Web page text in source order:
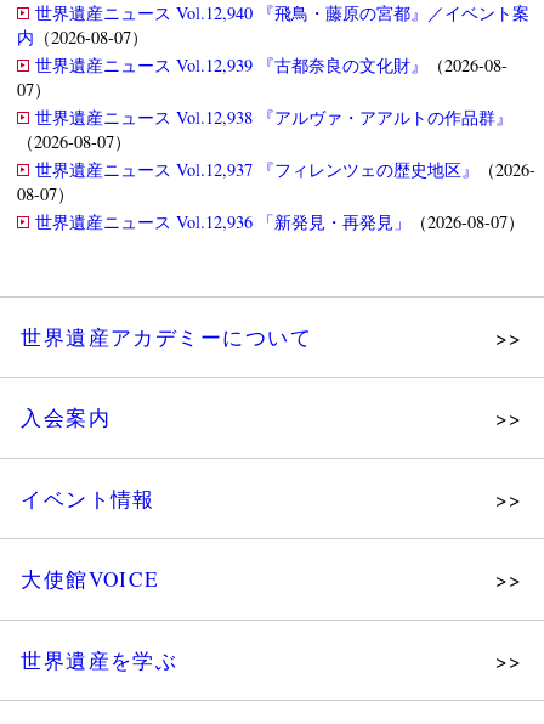
世界遺産ニュース Vol.12,940 『飛鳥・藤原の宮都』／イベント案
内 （2026-08-07）
世界遺産ニュース Vol.12,939 『古都奈良の文化財』
（2026-08-
07）
世界遺産ニュース Vol.12,938 『アルヴァ・アアルトの作品群』
（2026-08-07）
世界遺産ニュース Vol.12,937 『フィレンツェの歴史地区』
（2026-
08-07）
世界遺産ニュース Vol.12,936 「新発見・再発見」
（2026-08-07）
世界遺産アカデミーについて
組織図・役員
法人会員・協賛団体／公認団体
入会案内
イベント情報
大使館VOICE
世界遺産を学ぶ